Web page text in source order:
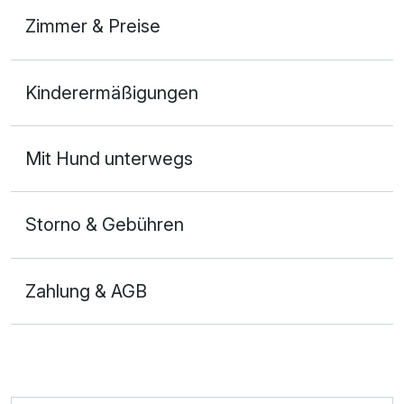
Zimmer & Preise
2 Erwachsene und 2 Kinder
Kinderermäßigungen
Mit Hund unterwegs
Storno & Gebühren
Zahlung & AGB